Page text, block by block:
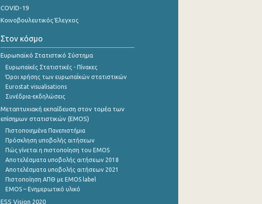
COVID-19
Κοινοβουλευτικός Έλεγχος
Στον κόσμο
Ευρωπαϊκό Στατιστικό Σύστημα
Ευρωπαϊκές Στατιστικές - Πίνακες
Όροι χρήσης των ευρωπαΪκών στατιστικών
Eurostat visualisations
Συνέδρια-εκδηλώσεις
Μεταπτυχιακή εκπαίδευση στον τομέα των
επίσημων στατιστικών (EMOS)
Πιστοποιημένα Πανεπιστήμια
Πρόσκληση υποβολής αιτήσεων
Πώς γίνεται η πιστοποίηση του EMOS
Αποτελέσματα υποβολής αιτήσεων 2018
Αποτελέσματα υποβολής αιτήσεων 2021
Πιστοποίηση ΑΠΘ με EMOS label
EMOS – Ενημερωτικό υλικό
ESS Vision 2020